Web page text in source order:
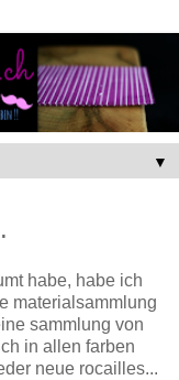
▼
habe, habe ich
materialsammlung
sammlung von
in allen farben
neue rocailles...